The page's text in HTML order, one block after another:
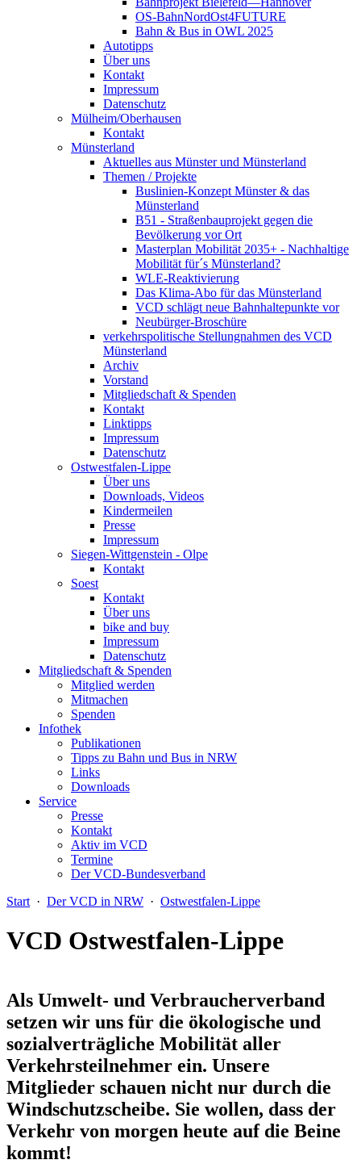
OS-BahnNordOst4FUTURE
Bahn & Bus in OWL 2025
Autotipps
Über uns
Kontakt
Impressum
Datenschutz
Mülheim/Oberhausen
Kontakt
Münsterland
Aktuelles aus Münster und Münsterland
Themen / Projekte
Buslinien-Konzept Münster & das
Münsterland
B51 - Straßenbauprojekt gegen die
Bevölkerung vor Ort
Masterplan Mobilität 2035+ - Nachhaltige
Mobilität für´s Münsterland?
WLE-Reaktivierung
Das Klima-Abo für das Münsterland
VCD schlägt neue Bahnhaltepunkte vor
Neubürger-Broschüre
verkehrspolitische Stellungnahmen des VCD
Münsterland
Archiv
Vorstand
Mitgliedschaft & Spenden
Kontakt
Linktipps
Impressum
Datenschutz
Ostwestfalen-Lippe
Über uns
Downloads, Videos
Kindermeilen
Presse
Impressum
Siegen-Wittgenstein - Olpe
Kontakt
Soest
Kontakt
Über uns
bike and buy
Impressum
Datenschutz
Mitgliedschaft & Spenden
Mitglied werden
Mitmachen
Spenden
Infothek
Publikationen
Tipps zu Bahn und Bus in NRW
Links
Downloads
Service
Presse
Kontakt
Aktiv im VCD
Termine
Der VCD-Bundesverband
Start · Der VCD in NRW · Ostwestfalen-Lippe
VCD Ostwestfalen-Lippe
Als Umwelt- und Verbraucherverband
setzen wir uns für die ökologische und
sozialverträgliche Mobilität aller
Verkehrsteilnehmer ein. Unsere
Mitglieder schauen nicht nur durch die
Windschutzscheibe. Sie wollen, dass der
Verkehr von morgen heute auf die Beine
kommt!